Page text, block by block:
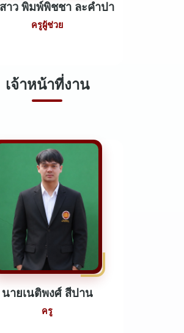
าว พิมพ์พิชชา ละคำปา
ครูผู้ช่วย
เจ้าหน้าที่งาน
นายเนติพงศ์ สีปาน
ครู